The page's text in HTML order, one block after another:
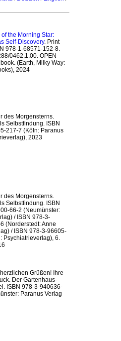
the Morning Star:
Self-Discovery. Print
978-1-68571-152-8.
0462.1.00. OPEN-
(Earth, Milky Way:
2024
des Morgensterns.
Selbstfindung. ISBN
217-7 (Köln: Paranus
2023
des Morgensterns.
Selbstfindung. ISBN
66-2 (Neumünster:
/ ISBN 978-3-
(Norderstedt: Anne
/ ISBN 978-3-96605-
Psychiatrieverlag), 6.
Grüßen! Ihre
Der Gartenhaus-
ISBN 978-3-940636-
Paranus Verlag